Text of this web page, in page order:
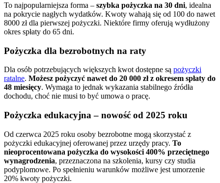
To najpopularniejsza forma – szybka pożyczka na 30 dni, idealna
na pokrycie nagłych wydatków. Kwoty wahają się od 100 do nawet
8000 zł dla pierwszej pożyczki. Niektóre firmy oferują wydłużony
okres spłaty do 65 dni.
Pożyczka dla bezrobotnych na raty
Dla osób potrzebujących większych kwot dostępne są pożyczki
ratalne. Możesz pożyczyć nawet do 20 000 zł z okresem spłaty do
48 miesięcy. Wymaga to jednak wykazania stabilnego źródła
dochodu, choć nie musi to być umowa o pracę.
Pożyczka edukacyjna – nowość od 2025 roku
Od czerwca 2025 roku osoby bezrobotne mogą skorzystać z
pożyczki edukacyjnej oferowanej przez urzędy pracy. To
nieoprocentowana pożyczka do wysokości 400% przeciętnego
wynagrodzenia, przeznaczona na szkolenia, kursy czy studia
podyplomowe. Po spełnieniu warunków możliwe jest umorzenie
20% kwoty pożyczki.